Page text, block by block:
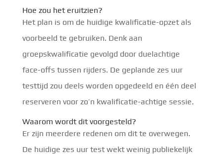
Hoe zou het eruitzien?
Het plan is om de huidige kwalificatie-opzet als
voorbeeld te gebruiken. Denk aan
groepskwalificatie gevolgd door duelachtige
face-offs tussen rijders. De geplande zes uur
testtijd zou deels worden opgedeeld en één deel
reserveren voor zo’n kwalificatie-achtige sessie.
Waarom wordt dit voorgesteld?
Er zijn meerdere redenen om dit te overwegen.
De huidige zes uur test wekt weinig publiekelijk